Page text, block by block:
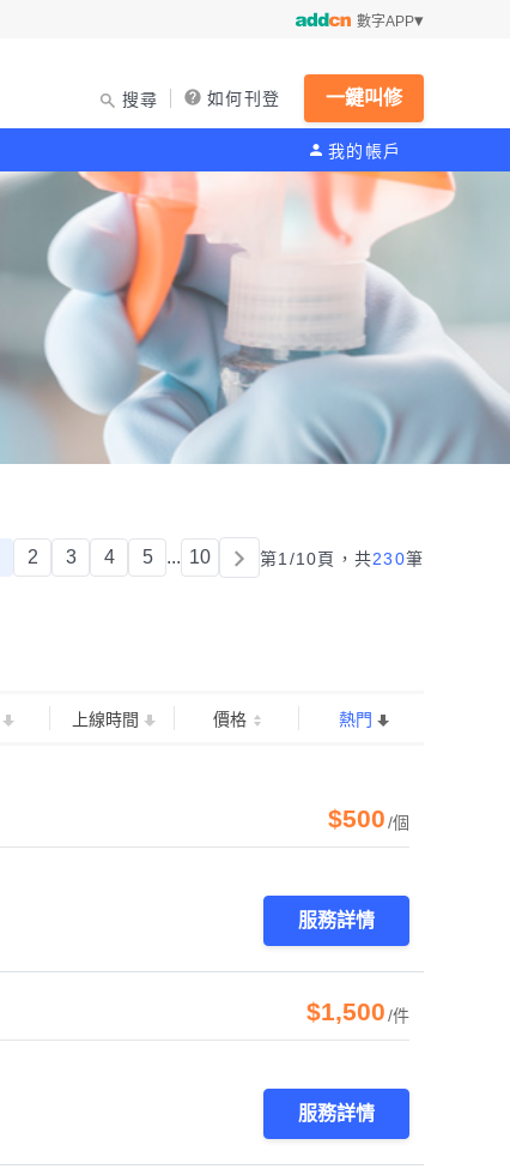
數字APP
搜尋 如何刊登 一鍵叫修
我的帳戶
2 3 4 5 ... 10 第1/10頁， 共230筆
上線時間 價格 熱門
$500/個
服務詳情
$1,500/件
服務詳情